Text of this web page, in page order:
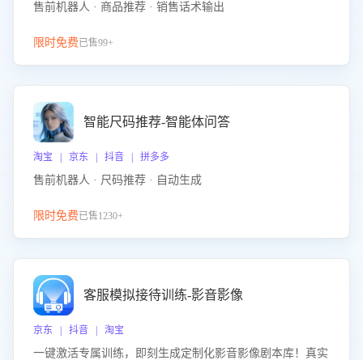
售前机器人 · 商品推荐 · 销售话术输出
限时免费已售99+
智能尺码推荐-智能体问答
淘宝 | 京东 | 抖音 | 拼多多
售前机器人 · 尺码推荐 · 自动生成
限时免费已售1230+
客服模拟接待训练-影音影像
京东 | 抖音 | 淘宝
一键激活专属训练，即刻生成定制化影音影像剧本库！真实